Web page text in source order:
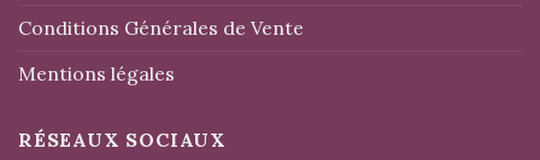
Conditions Générales de Vente
Mentions légales
RÉSEAUX SOCIAUX